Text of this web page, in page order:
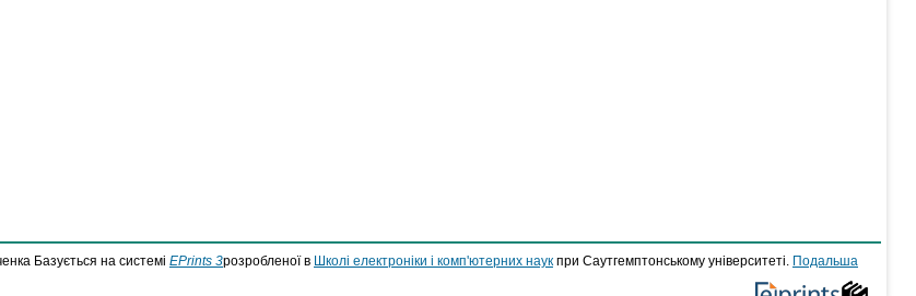
Базується на системі EPrints 3розробленої в Школі електроніки і комп'ютерних наук при Саутгемптонському університеті.
Подальша